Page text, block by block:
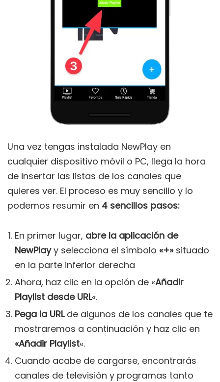
Una vez tengas instalada NewPlay en
cualquier dispositivo móvil o PC, llega la hora
de insertar las listas de los canales que
quieres ver. El proceso es muy sencillo y lo
podemos resumir en 4 sencillos pasos:
En primer lugar, abre la aplicación de
NewPlayy selecciona el símbolo «+»situado
en la parte inferior derecha
Ahora, haz clic en la opción de «Añadir
Playlist desde URL«.
Pega la URLde algunos de los canales que te
mostraremos a continuación y haz clic en
«Añadir Playlist«.
Cuando acabe de cargarse, encontrarás
canales de televisión y programas tanto